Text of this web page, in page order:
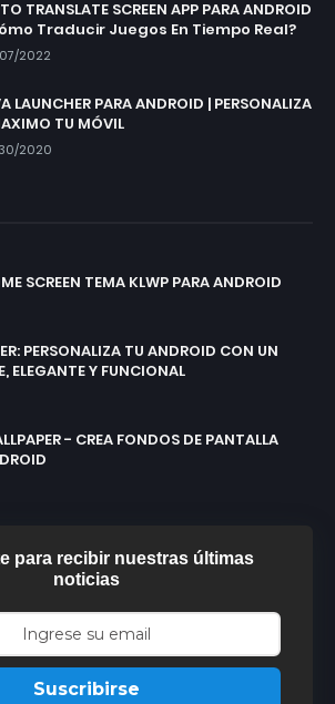
TRANSLATE SCREEN APP PARA ANDROID
Traducir Juegos En Tiempo Real?
2022
LAUNCHER PARA ANDROID | PERSONALIZA
TU MÓVIL
2020
SCREEN TEMA KLWP PARA ANDROID
PERSONALIZA TU ANDROID CON UN
ELEGANTE Y FUNCIONAL
- CREA FONDOS DE PANTALLA
para recibir nuestras últimas
noticias
Suscribirse